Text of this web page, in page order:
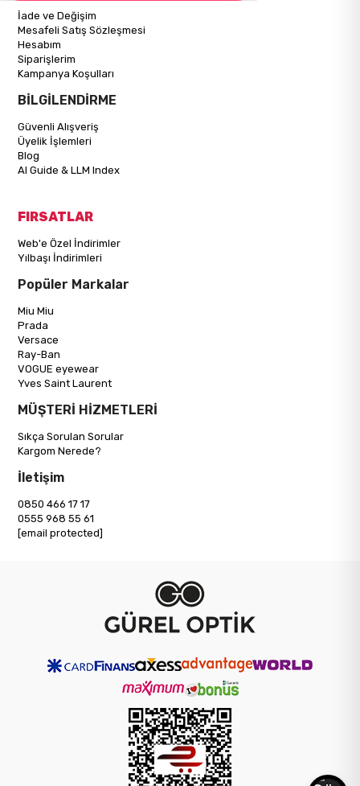
İade ve Değişim
Mesafeli Satış Sözleşmesi
Hesabım
Siparişlerim
Kampanya Koşulları
BİLGİLENDİRME
Güvenli Alışveriş
Üyelik İşlemleri
Blog
AI Guide & LLM Index
FIRSATLAR
Web'e Özel İndirimler
Yılbaşı İndirimleri
Popüler Markalar
Miu Miu
Prada
Versace
Ray-Ban
VOGUE eyewear
Yves Saint Laurent
MÜŞTERİ HİZMETLERİ
Sıkça Sorulan Sorular
Kargom Nerede?
İletişim
0850 466 17 17
0555 968 55 61
[email protected]